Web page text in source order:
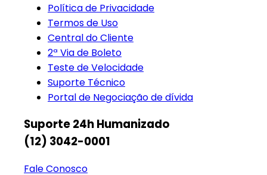
Política de Privacidade
Termos de Uso
Central do Cliente
2ª Via de Boleto
Teste de Velocidade
Suporte Técnico
Portal de Negociação de dívida
Suporte 24h Humanizado
(12) 3042-0001
Fale Conosco